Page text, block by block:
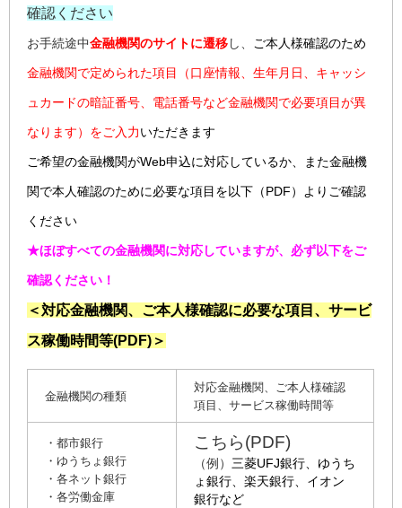
確認ください
お手続途中金融機関のサイトに遷移し、 ご本人様確認のため
金融機関で定められた項目（口座情報、生年月日、キャッシ
ュカードの暗証番号、電話番号など金融機関で必要項目が異
なります）をご入力いただきます
ご希望の金融機関がWeb申込に対応しているか、また金融機
関で本人確認のために必要な項目を以下（PDF）よりご確認
ください
★ほぼすべての金融機関に対応していますが、必ず以下をご
確認ください！
＜対応金融機関、ご本人様確認に必要な項目、サービ
ス稼働時間等(PDF)＞
金融機関の種類
対応金融機関、ご本人様確認
項目、サービス稼働時間等
・都市銀行
・ゆうちょ銀行
・各ネット銀行
・各労働金庫
こちら(PDF)
（例）三菱UFJ銀行、ゆうち
ょ銀行、楽天銀行、イオン
銀行など